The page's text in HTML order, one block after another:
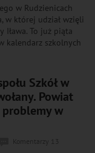
w Rudzienicach
w której udział wzięli
Iława. To już piąta
kalendarz szkolnych
Szkół w
Powiat
w